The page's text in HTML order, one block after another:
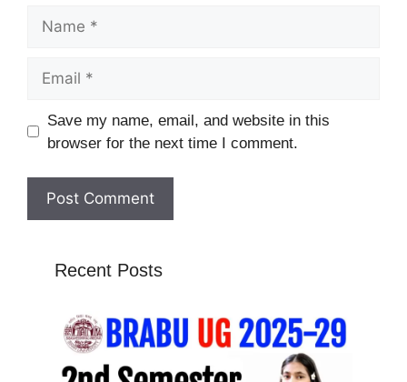
Name
Email
Website
Save my name, email, and website in this
browser for the next time I comment.
Recent Posts